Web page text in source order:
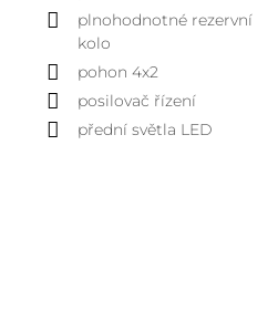
plnohodnotné rezervní
kolo
pohon 4x2
posilovač řízení
přední světla LED